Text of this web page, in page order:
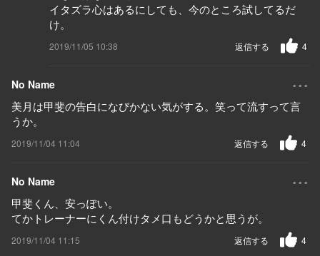
イタズラ心はあるにしても、今のところ試してるだ
け。
2019/11/05 10:38 4
返信する
No Name ...
美月は甲斐の告白になびかない気がする。笑って流すって言
うか。
2019/11/04 11:04 4
返信する
No Name ...
甲斐くん、安っぽい。
てかトレーナーにくん付けタメ口もどうかと思うが。
2019/11/04 11:15 4
返信する